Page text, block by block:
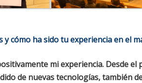
y cómo ha sido tu experiencia en el
mi experiencia. Desde
de nuevas tecnologías, también